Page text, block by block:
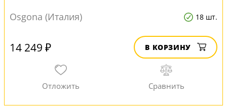
Osgona (Италия) 18 шт.
14 249 ₽ В КОРЗИНУ